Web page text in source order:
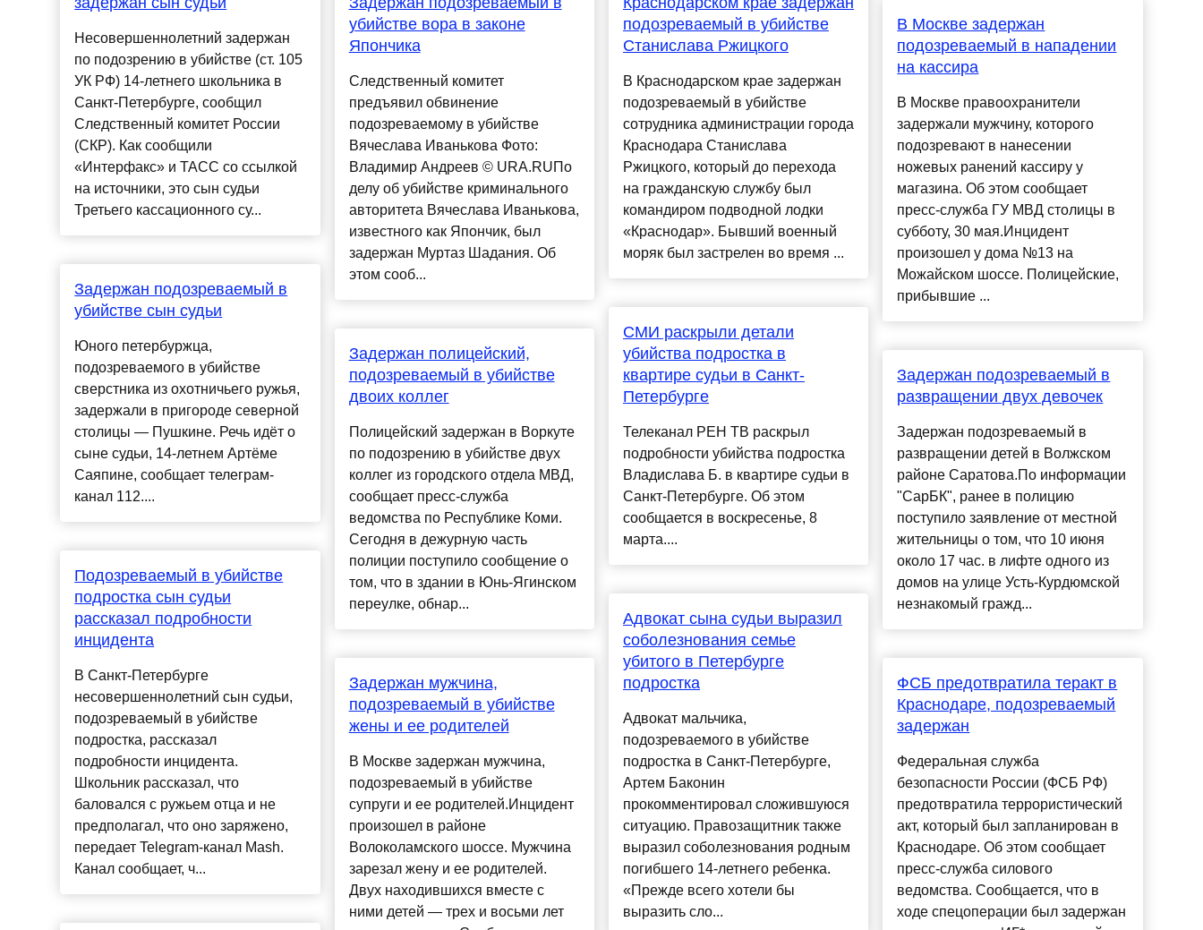
Несовершеннолетний задержан
по подозрению в убийстве (ст. 105
УК РФ) 14-летнего школьника в
Санкт-Петербурге, сообщил
Следственный комитет России
(СКР). Как сообщили
«Интерфакс» и ТАСС со ссылкой
на источники, это сын судьи
Третьего кассационного су...
Задержан подозреваемый в
убийстве сын судьи
Юного петербуржца,
подозреваемого в убийстве
сверстника из охотничьего ружья,
задержали в пригороде северной
столицы — Пушкине. Речь идёт о
сыне судьи, 14-летнем Артёме
Саяпине, сообщает телеграм-
канал 112....
Подозреваемый в убийстве
подростка сын судьи
рассказал подробности
инцидента
В Санкт-Петербурге
несовершеннолетний сын судьи,
подозреваемый в убийстве
подростка, рассказал
подробности инцидента.
Школьник рассказал, что
баловался с ружьем отца и не
предполагал, что оно заряжено,
передает Telegram-канал Mash.
Канал сообщает, ч...
убийстве вора в законе
Япончика
Следственный комитет
предъявил обвинение
подозреваемому в убийстве
Вячеслава Иванькова Фото:
Владимир Андреев © URA.RUПо
делу об убийстве криминального
авторитета Вячеслава Иванькова,
известного как Япончик, был
задержан Муртаз Шадания. Об
этом сооб...
Задержан полицейский,
подозреваемый в убийстве
двоих коллег
Полицейский задержан в Воркуте
по подозрению в убийстве двух
коллег из городского отдела МВД,
сообщает пресс-служба
ведомства по Республике Коми.
Сегодня в дежурную часть
полиции поступило сообщение о
том, что в здании в Юнь-Ягинском
переулке, обнар...
Задержан мужчина,
подозреваемый в убийстве
жены и ее родителей
В Москве задержан мужчина,
подозреваемый в убийстве
супруги и ее родителей.Инцидент
произошел в районе
Волоколамского шоссе. Мужчина
зарезал жену и ее родителей.
Двух находившихся вместе с
ними детей — трех и восьми лет
подозреваемый в убийстве
Станислава Ржицкого
В Краснодарском крае задержан
подозреваемый в убийстве
сотрудника администрации города
Краснодара Станислава
Ржицкого, который до перехода
на гражданскую службу был
командиром подводной лодки
«Краснодар». Бывший военный
моряк был застрелен во время ...
СМИ раскрыли детали
убийства подростка в
квартире судьи в Санкт-
Петербурге
Телеканал РЕН ТВ раскрыл
подробности убийства подростка
Владислава Б. в квартире судьи в
Санкт-Петербурге. Об этом
сообщается в воскресенье, 8
марта....
Адвокат сына судьи выразил
соболезнования семье
убитого в Петербурге
подростка
Адвокат мальчика,
подозреваемого в убийстве
подростка в Санкт-Петербурге,
Артем Баконин
прокомментировал сложившуюся
ситуацию. Правозащитник также
выразил соболезнования родным
погибшего 14-летнего ребенка.
«Прежде всего хотели бы
выразить сло...
В Москве задержан
подозреваемый в нападении
на кассира
В Москве правоохранители
задержали мужчину, которого
подозревают в нанесении
ножевых ранений кассиру у
магазина. Об этом сообщает
пресс-служба ГУ МВД столицы в
субботу, 30 мая.Инцидент
произошел у дома №13 на
Можайском шоссе. Полицейские,
прибывшие ...
Задержан подозреваемый в
развращении двух девочек
Задержан подозреваемый в
развращении детей в Волжском
районе Саратова.По информации
"СарБК", ранее в полицию
поступило заявление от местной
жительницы о том, что 10 июня
около 17 час. в лифте одного из
домов на улице Усть-Курдюмской
незнакомый гражд...
ФСБ предотвратила теракт в
Краснодаре, подозреваемый
задержан
Федеральная служба
безопасности России (ФСБ РФ)
предотвратила террористический
акт, который был запланирован в
Краснодаре. Об этом сообщает
пресс-служба силового
ведомства. Сообщается, что в
ходе спецоперации был задержан